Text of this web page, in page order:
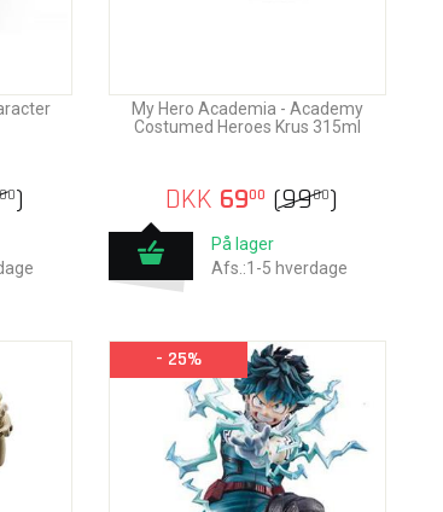
)
My Hero Academia - Academy
Costumed Heroes Krus 315ml
DKK 6900 (9900)
På lager
Afs.:1-5 hverdage
- 25%